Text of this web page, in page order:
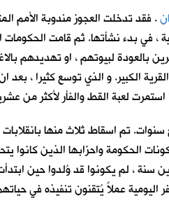
. فقد تدخلت العجوز مندوبة الأمم
في بدء نشأتها. ثم قامت الحكومات
لبيوتهم ، او تهديدهم
الكبير. و الذي توسع كثيرا ،
لعبة القط والفأر لأكثر من
تم اسقاط ثلاث منها بانقلابات
الحكومة واحزابها الذين كانوا
، لم يكونوا قد وُلدوا حين
عملاً يُتقنون تنفيذه في